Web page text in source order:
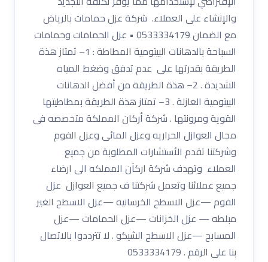
والإنشاء على العملاء. شركة عزل حمامات بالرياض
مع الضمان 0533334179 • عزل الحمامات وحمامات
السباحة بالدهانات البيتومية المطاطة : 1– تمتاز هذة
الطريقة بقدرتها على عدم تدفق وضغط المياه
الشديدة . 2– هذة الطريقة من أفضل الدهانات
البيتومية العازلة . 3– تمتاز هذة الطريقة بمطاطيتها
القوية ومرونتها . شركة أركان المملكة متخصصه فى
مجال العوازل الحراريه وعزل المائى وعزل الفوم
وشركتنا تقدم الأستشارات المطلوبة من جميع
العملاء وتهدف شركة اركآن المملكه الى ارضاء
جميع عملائنا وتعمل شركتنا ف جميع العوازل عزل
الفوم —عزل الاسطح الخرسانيه —عزل الاسطح الغير
مبلطه — عزل الخزانات —عزل الحمامات —عزل
المسابح —عزل الاسطح الشيكو . لا تترددوا بالاتصال
بنا على الرقم . 0533334179